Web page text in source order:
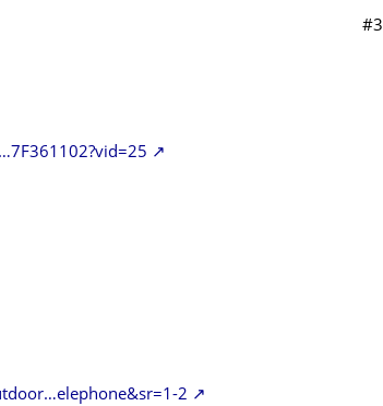
#3
2